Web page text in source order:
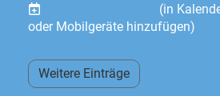
(in
oder Mobilgeräte hinzufügen)
Weitere Einträge